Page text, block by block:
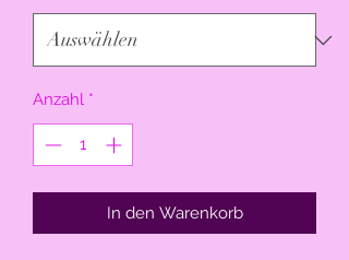
Anzahl *
In den Warenkorb